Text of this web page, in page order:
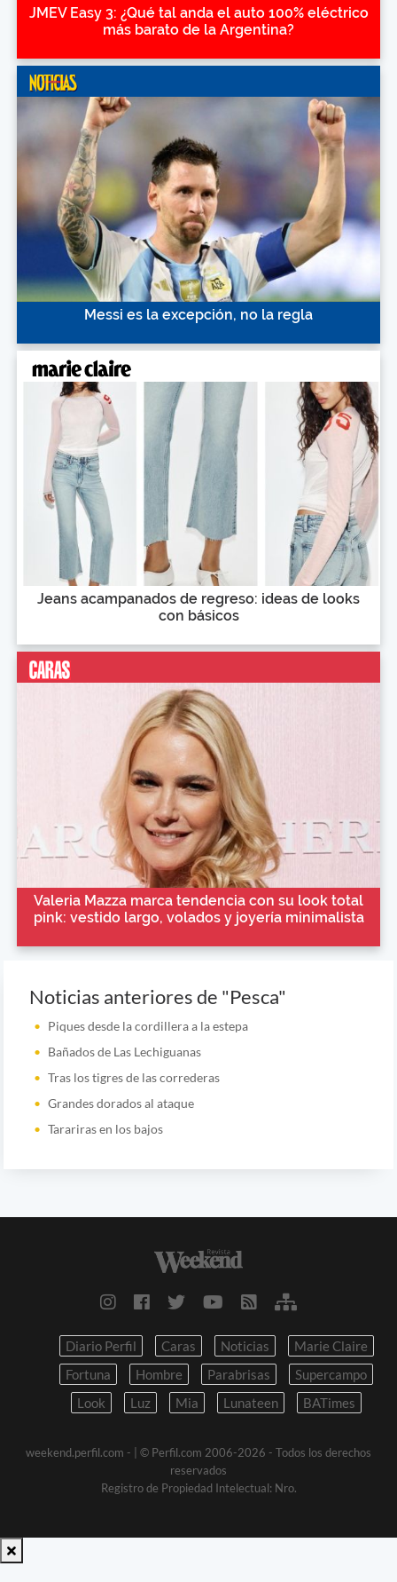
JMEV Easy 3: ¿Qué tal anda el auto 100% eléctrico
más barato de la Argentina?
Messi es la excepción, no la regla
Jeans acampanados de regreso: ideas de looks
con básicos
Valeria Mazza marca tendencia con su look total
pink: vestido largo, volados y joyería minimalista
Noticias anteriores de "Pesca"
Piques desde la cordillera a la estepa
Bañados de Las Lechiguanas
Tras los tigres de las correderas
Grandes dorados al ataque
Tarariras en los bajos
Diario Perfil Caras Noticias
Marie Claire
Fortuna
Hombre Parabrisas
Supercampo
Look
Luz Mia Lunateen BATimes
weekend.perfil.com -
| © Perfil.com 2006-2026 - Todos los derechos
reservados
Registro de Propiedad Intelectual: Nro.